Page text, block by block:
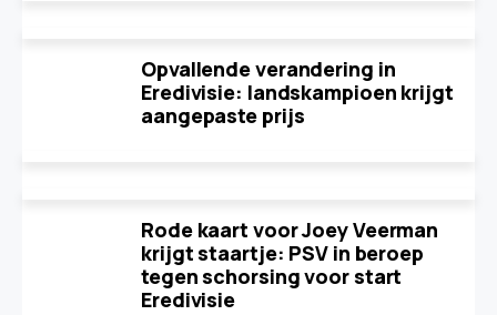
Opvallende verandering in
Eredivisie: landskampioen krijgt
aangepaste prijs
Rode kaart voor Joey Veerman
krijgt staartje: PSV in beroep
tegen schorsing voor start
Eredivisie